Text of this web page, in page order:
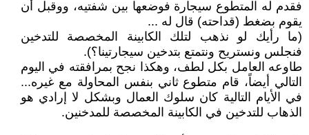
فقدم له المتطوع سيجارة فوضعها بين شفتيه، ووقبل أن
يقوم بضغط (قداحته) قال له ...
(ما رأيك لو نذهب لتلك الكابينة المخصصة للتدخين
فنجلس ونستريح ونتمتع بتدخين سيجارتينا؟).
طاوعه العامل بكل لطف، وهكذا نجح بمرافقته في اليوم
التالي أيضاً، قام متطوع ثاني بنفس المحاولة مع غيره...
في الأيام التالية كان سلوك العمال وبشكل لا إرادي هو
الذهاب للتدخين في الكابينة المخصصة للمدخنين.